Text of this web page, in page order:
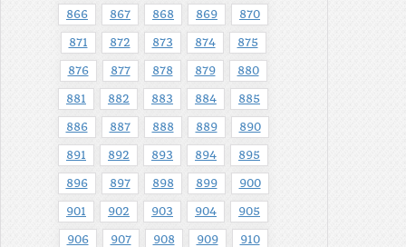
866 867 868 869 870
871 872 873 874 875
876 877 878 879 880
881 882 883 884 885
886 887 888 889 890
891 892 893 894 895
896 897 898 899 900
901 902 903 904 905
906 907 908 909 910